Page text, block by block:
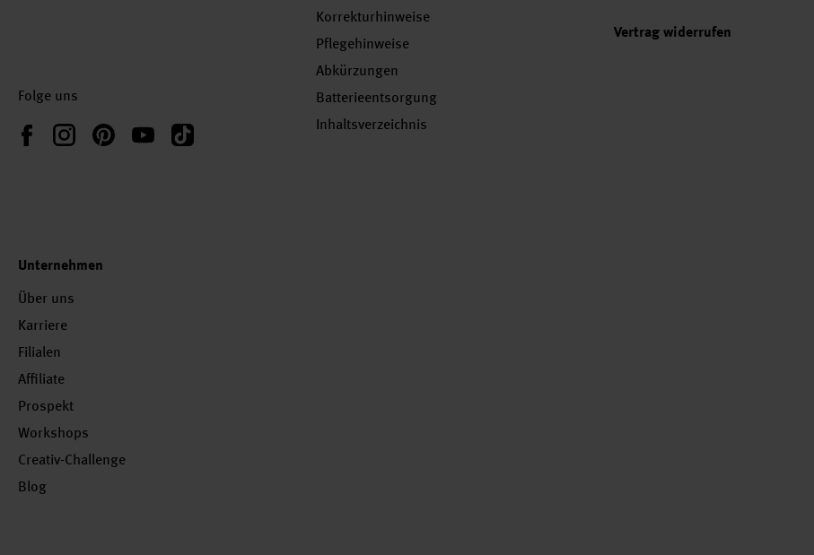
Folge uns
FacebookInstagramPinterestYouTubeTikTok
Korrekturhinweise
Pflegehinweise
Abkürzungen
Batterieentsorgung
Inhaltsverzeichnis
Vertrag widerrufen
Unternehmen
Über uns
Karriere
Filialen
Affiliate
Prospekt
Workshops
Creativ-Challenge
Blog